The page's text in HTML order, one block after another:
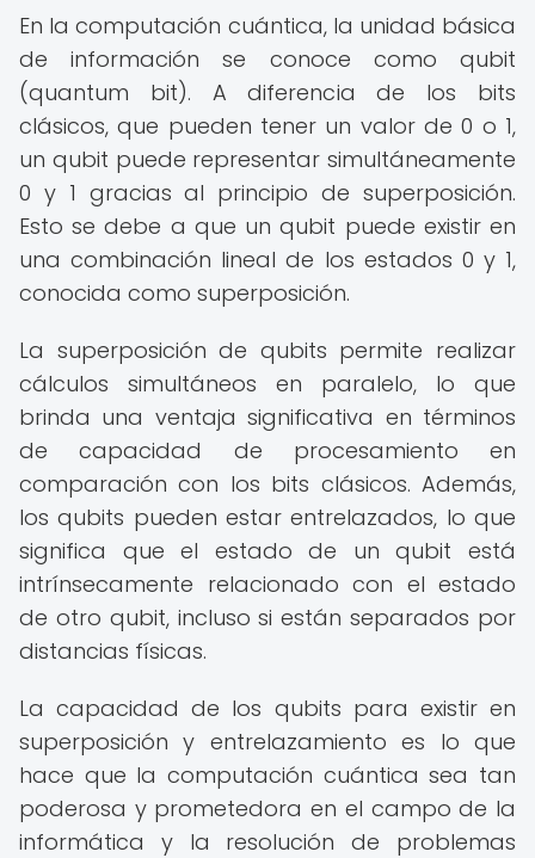
En la computación cuántica, la unidad básica
de información se conoce como qubit
(quantum bit). A diferencia de los bits
clásicos, que pueden tener un valor de 0 o 1,
un qubit puede representar simultáneamente
0 y 1 gracias al principio de superposición.
Esto se debe a que un qubit puede existir en
una combinación lineal de los estados 0 y 1,
conocida como superposición.
La superposición de qubits permite realizar
cálculos simultáneos en paralelo, lo que
brinda una ventaja significativa en términos
de capacidad de procesamiento en
comparación con los bits clásicos. Además,
los qubits pueden estar entrelazados, lo que
significa que el estado de un qubit está
intrínsecamente relacionado con el estado
de otro qubit, incluso si están separados por
distancias físicas.
La capacidad de los qubits para existir en
superposición y entrelazamiento es lo que
hace que la computación cuántica sea tan
poderosa y prometedora en el campo de la
informática y la resolución de problemas